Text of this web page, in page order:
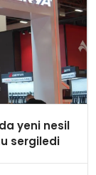
yeni nesil
sergiledi